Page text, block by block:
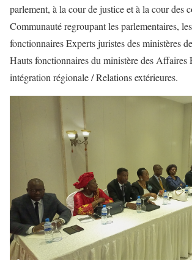
parlement, à la cour de justice et à la cour des
Communauté regroupant les parlementaires,
fonctionnaires Experts juristes des ministères
Hauts fonctionnaires du ministère des Affaires
intégration régionale / Relations extérieures.